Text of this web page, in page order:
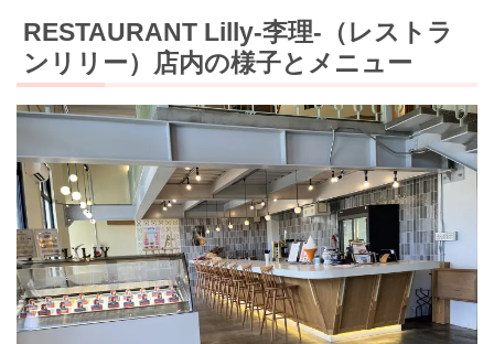
RESTAURANT Lilly-李理-（レストラ
ンリリー）店内の様子とメニュー